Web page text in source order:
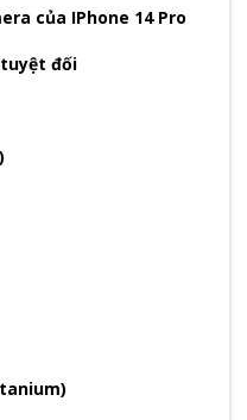
của IPhone 14 Pro
tuyệt đối